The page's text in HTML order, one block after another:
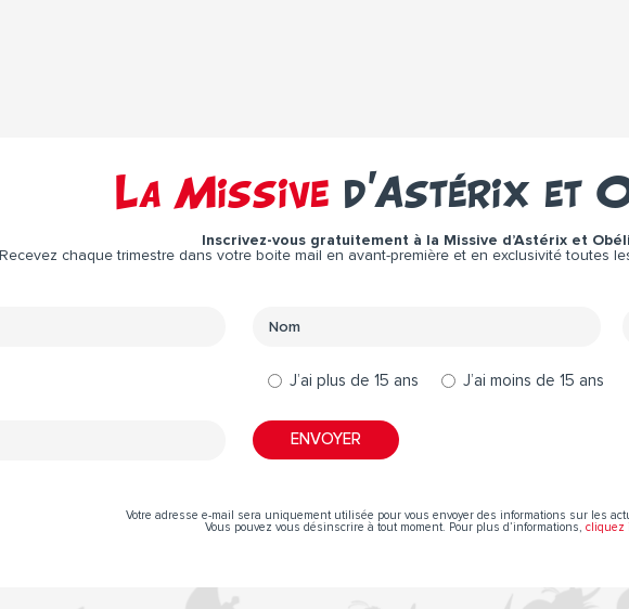
La Missive d’Astérix et
Inscrivez-vous gratuitement à la Missive d’Astérix et
Recevez chaque trimestre dans votre boite mail en avant-première et en exclusivité toutes
J’ai plus de 15 ans J’ai moins de 15 ans
Votre adresse e-mail sera uniquement utilisée pour vous envoyer des informations sur les
Vous pouvez vous désinscrire à tout moment. Pour plus d’informations, cliquez